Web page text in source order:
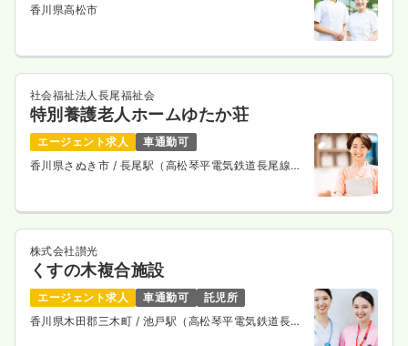
香川県高松市
社会福祉法人長尾福祉会
特別養護老人ホームゆたか荘
エージェント求人
車通勤可
香川県さぬき市 / 長尾駅（高松琴平電気鉄道長尾線）
株式会社讃光
くすの木複合施設
エージェント求人 車通勤可
託児所
香川県木田郡三木町 / 池戸駅（高松琴平電気鉄道長尾